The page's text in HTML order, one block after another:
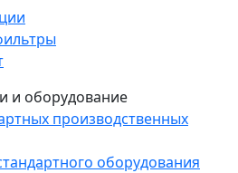
и оборудование
производственных
оборудования